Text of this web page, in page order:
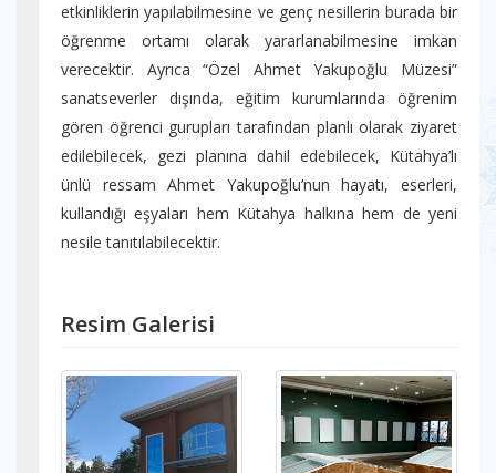
etkinliklerin yapılabilmesine ve genç nesillerin burada bir
öğrenme ortamı olarak yararlanabilmesine imkan
verecektir. Ayrıca “Özel Ahmet Yakupoğlu Müzesi”
sanatseverler dışında, eğitim kurumlarında öğrenim
gören öğrenci gurupları tarafından planlı olarak ziyaret
edilebilecek, gezi planına dahil edebilecek, Kütahya’lı
ünlü ressam Ahmet Yakupoğlu’nun hayatı, eserleri,
kullandığı eşyaları hem Kütahya halkına hem de yeni
nesile tanıtılabilecektir.
Resim Galerisi